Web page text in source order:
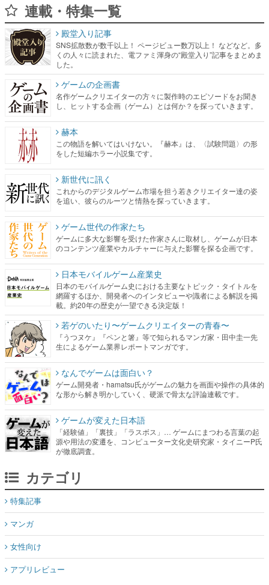
連載・特集一覧
殿堂入り記事
SNS拡散数が数千以上！ ページビュー数万以上！ などなど。多
くの人々に読まれた、電ファミ渾身の“殿堂入り”記事をまとめま
した。
ゲームの企画書
名作ゲームクリエイターの方々に製作時のエピソードをお聞き
し、ヒットする企画（ゲーム）とは何か？を探っていきます。
赫本
この物語を解いてはいけない。『赫本』は、〈試験問題〉の形
をした短編ホラー小説集です。
新世代に訊く
これからのデジタルゲーム市場を担う若きクリエイター達の姿
を追い、彼らのルーツと情熱を探っていきます。
ゲーム世代の作家たち
ゲームに多大な影響を受けた作家さんに取材し、ゲームが日本
のコンテンツ産業やカルチャーに与えた影響を探る企画です。
日本モバイルゲーム産業史
日本のモバイルゲーム史における主要なトピック・タイトルを
網羅するほか、開発者へのインタビューや識者による解説を掲
載。約20年の歴史が一望できる決定版！
若ゲのいたり〜ゲームクリエイターの青春〜
『うつヌケ』『ペンと箸』等で知られるマンガ家・田中圭一先
生によるゲーム業界レポートマンガです。
なんでゲームは面白い？
ゲーム開発者・hamatsu氏がゲームの魅力を画面や操作の具体的
な形から解き明かしていく、硬派で骨太な評論連載です。
ゲームが変えた日本語
「経験値」「裏技」「ラスボス」… ゲームにまつわる言葉の起
源や用法の変遷を、コンピューター文化史研究家・タイニーP氏
が徹底調査。
カテゴリ
特集記事
マンガ
女性向け
アプリレビュー